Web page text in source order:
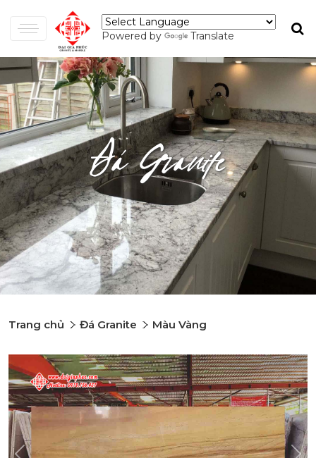
Powered by Translate
Đá Granite
Trang chủ Đá Granite Màu Vàng